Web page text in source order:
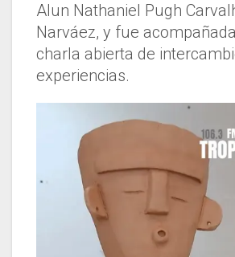
Alun Nathaniel Pugh
Narváez, y fue
charla abierta de
experiencias.